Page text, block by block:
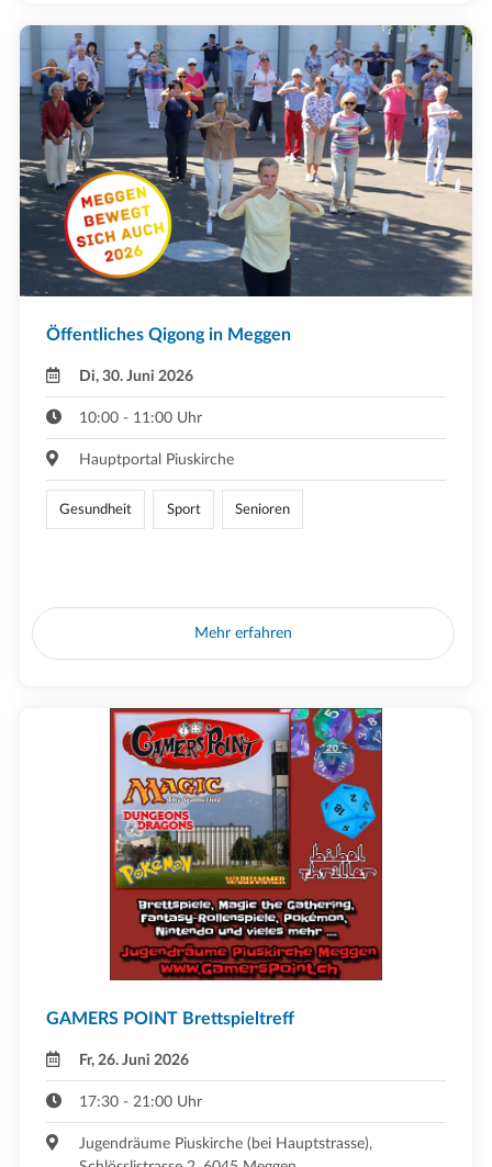
Öffentliches Qigong in Meggen
Di, 30. Juni 2026
10:00 - 11:00 Uhr
Hauptportal Piuskirche
Gesundheit Sport Senioren
Mehr erfahren
GAMERS POINT Brettspieltreff
Fr, 26. Juni 2026
17:30 - 21:00 Uhr
Jugendräume Piuskirche (bei Hauptstrasse),